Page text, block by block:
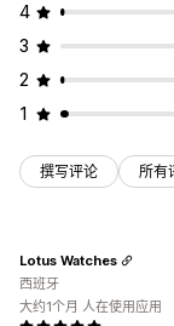
4
3
2
1
撰写评论 所有
Lotus Watches
西班牙
大约1个月 人在使用应用